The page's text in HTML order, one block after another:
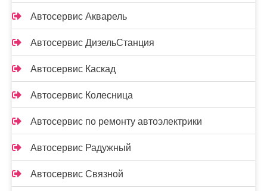
Автосервис Акварель
Автосервис ДизельСтанция
Автосервис Каскад
Автосервис Колесница
Автосервис по ремонту автоэлектрики
Автосервис Радужный
Автосервис Связной